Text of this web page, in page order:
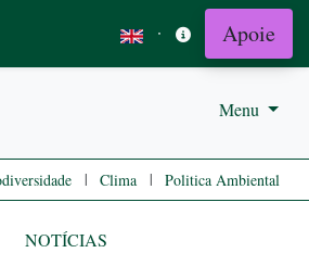
· Apoie
Menu
| Clima | Politica Ambiental
NOTÍCIAS